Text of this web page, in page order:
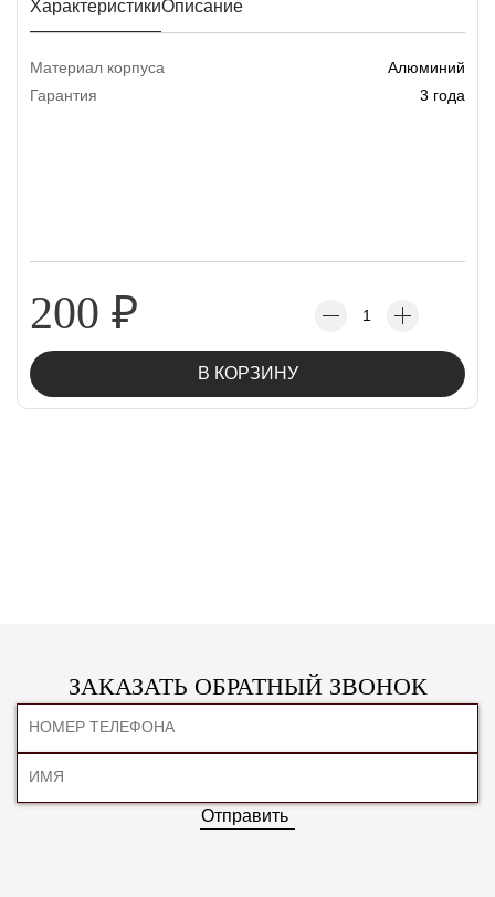
ХарактеристикиОписание
Материал корпуса
Алюминий
Гарантия
3 года
200 ₽
В КОРЗИНУ
ЗАКАЗАТЬ ОБРАТНЫЙ ЗВОНОК
Отправить